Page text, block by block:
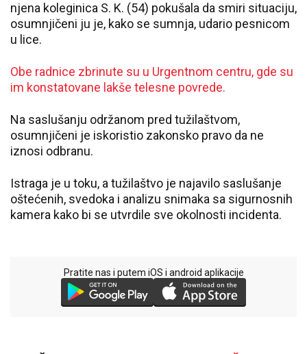
njena koleginica S. K. (54) pokušala da smiri situaciju,
osumnjičeni ju je, kako se sumnja, udario pesnicom
u lice.
Obe radnice zbrinute su u Urgentnom centru, gde su
im konstatovane lakše telesne povrede.
Na saslušanju održanom pred tužilaštvom,
osumnjičeni je iskoristio zakonsko pravo da ne
iznosi odbranu.
Istraga je u toku, a tužilaštvo je najavilo saslušanje
oštećenih, svedoka i analizu snimaka sa sigurnosnih
kamera kako bi se utvrdile sve okolnosti incidenta.
Pratite nas i putem iOS i android aplikacije